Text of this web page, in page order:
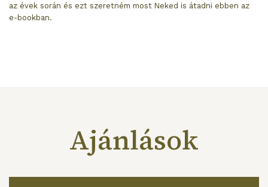
az évek során és ezt szeretném most Neked is átadni ebben az
e-bookban.
Ajánlások